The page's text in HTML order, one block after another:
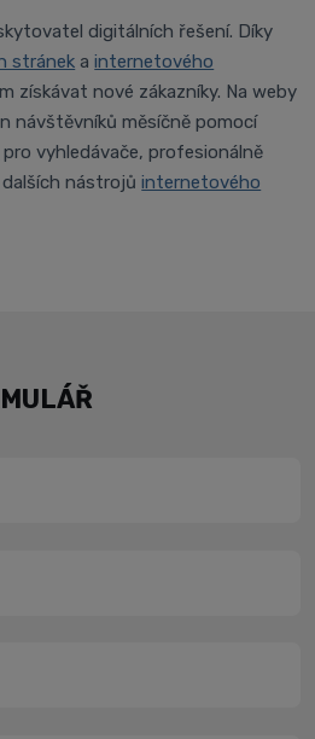
digitálních řešení. Díky
stránek ainternetového
získávat nové zákazníky. Na weby
návštěvníků měsíčně pomocí
pro vyhledávače, profesionálně
nástrojůinternetového